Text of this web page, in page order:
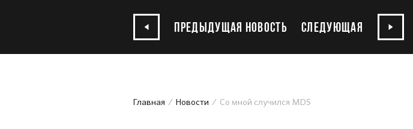
ПРЕДЫДУЩАЯ НОВОСТЬ СЛЕДУЮЩАЯ
Главная Новости Cо мной случился MDS